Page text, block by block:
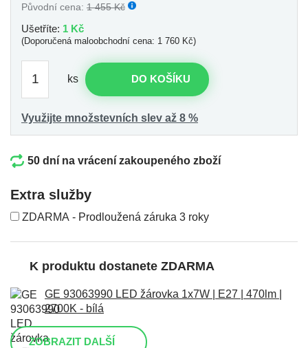
Původní cena: 1 455 Kč
Ušetříte: 1 Kč
(Doporučená maloobchodní cena: 1 760 Kč)
ks DO KOŠÍKU
Využijte množstevních slev až 8 %
50 dní na vrácení zakoupeného zboží
Extra služby
ZDARMA - Prodloužená záruka 3 roky
K produktu dostanete ZDARMA
GE 93063990 LED žárovka 1x7W | E27 | 470lm |
2700K - bílá
ZOBRAZIT DALŠÍ